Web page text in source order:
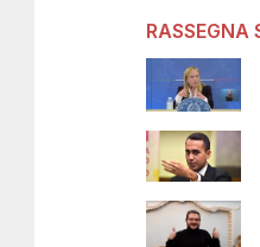
RASSEGNA